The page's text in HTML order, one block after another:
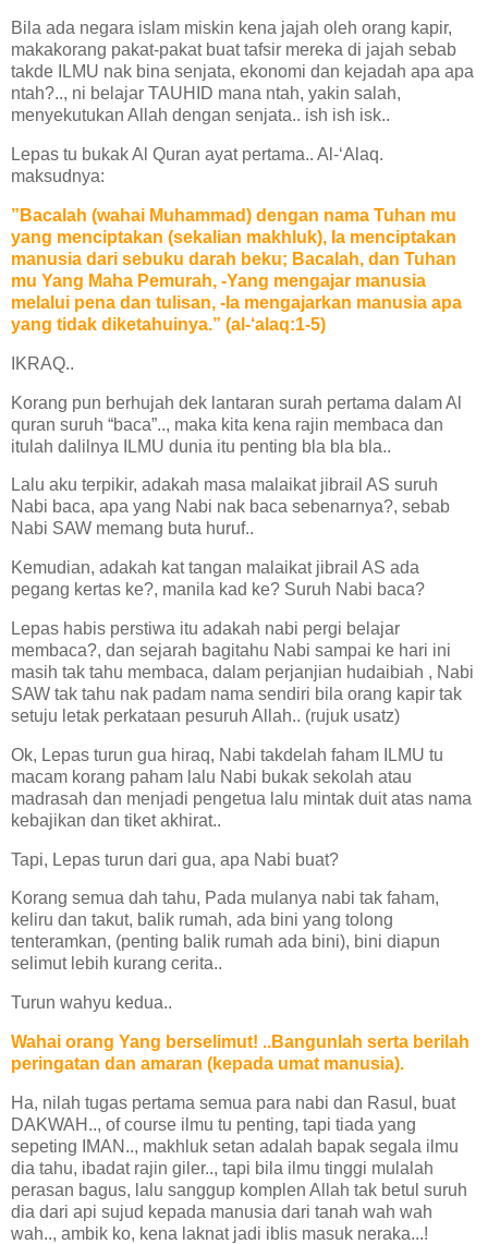
Bila ada negara islam miskin kena jajah oleh orang kapir,
makakorang pakat-pakat buat tafsir mereka di jajah sebab
takde ILMU nak bina senjata, ekonomi dan kejadah apa apa
ntah?.., ni belajar TAUHID mana ntah, yakin salah,
menyekutukan Allah dengan senjata.. ish ish isk..
Lepas tu bukak Al Quran ayat pertama.. Al-‘Alaq.
maksudnya:
”Bacalah (wahai Muhammad) dengan nama Tuhan mu
yang menciptakan (sekalian makhluk), Ia menciptakan
manusia dari sebuku darah beku; Bacalah, dan Tuhan
mu Yang Maha Pemurah, -Yang mengajar manusia
melalui pena dan tulisan, -Ia mengajarkan manusia apa
yang tidak diketahuinya.” (al-‘alaq:1-5)
IKRAQ..
Korang pun berhujah dek lantaran surah pertama dalam Al
quran suruh “baca”.., maka kita kena rajin membaca dan
itulah dalilnya ILMU dunia itu penting bla bla bla..
Lalu aku terpikir, adakah masa malaikat jibrail AS suruh
Nabi baca, apa yang Nabi nak baca sebenarnya?, sebab
Nabi SAW memang buta huruf..
Kemudian, adakah kat tangan malaikat jibrail AS ada
pegang kertas ke?, manila kad ke? Suruh Nabi baca?
Lepas habis perstiwa itu adakah nabi pergi belajar
membaca?, dan sejarah bagitahu Nabi sampai ke hari ini
masih tak tahu membaca, dalam perjanjian hudaibiah , Nabi
SAW tak tahu nak padam nama sendiri bila orang kapir tak
setuju letak perkataan pesuruh Allah.. (rujuk usatz)
Ok, Lepas turun gua hiraq, Nabi takdelah faham ILMU tu
macam korang paham lalu Nabi bukak sekolah atau
madrasah dan menjadi pengetua lalu mintak duit atas nama
kebajikan dan tiket akhirat..
Tapi, Lepas turun dari gua, apa Nabi buat?
Korang semua dah tahu, Pada mulanya nabi tak faham,
keliru dan takut, balik rumah, ada bini yang tolong
tenteramkan, (penting balik rumah ada bini), bini diapun
selimut lebih kurang cerita..
Turun wahyu kedua..
Wahai orang Yang berselimut! ..Bangunlah serta berilah
peringatan dan amaran (kepada umat manusia).
Ha, nilah tugas pertama semua para nabi dan Rasul, buat
DAKWAH.., of course ilmu tu penting, tapi tiada yang
sepeting IMAN.., makhluk setan adalah bapak segala ilmu
dia tahu, ibadat rajin giler.., tapi bila ilmu tinggi mulalah
perasan bagus, lalu sanggup komplen Allah tak betul suruh
dia dari api sujud kepada manusia dari tanah wah wah
wah.., ambik ko, kena laknat jadi iblis masuk neraka...!